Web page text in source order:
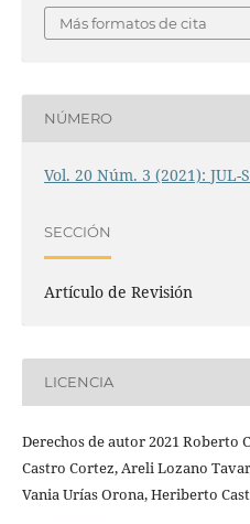
Más formatos de cita
NÚMERO
Vol. 20 Núm. 3 (2021): JUL-
SECCIÓN
Artículo de Revisión
LICENCIA
Derechos de autor 2021 Roberto
Castro Cortez, Areli Lozano
Vania Urías Orona, Heriberto